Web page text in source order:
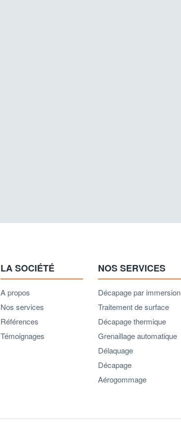
LA SOCIÉTÉ
A propos
Nos services
Références
Témoignages
NOS SERVICES
Décapage par immersion
Traitement de surface
Décapage thermique
Grenaillage automatique
Délaquage
Décapage
Aérogommage